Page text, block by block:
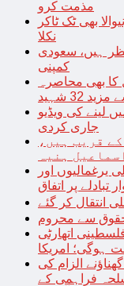
مذمت کرو
بھی ٹک ٹاکر
نکلا
ہیں، سعودی
کمپنی
کا بھی محاصرہ
32 شہید
لینے کی ویڈیو
جاری کردی
قریب ہیں،
اسماعیل ہنیہ
یرغمالیوں اور
پر اتفاق
کر گئے
حقوق سے محروم
اتھارٹی
ہوگی؛ امریکا
الزام کی
فراہمی کے